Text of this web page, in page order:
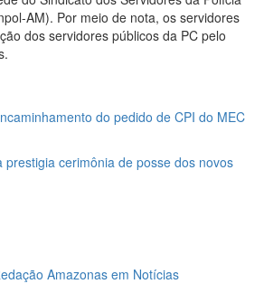
AM). Por meio de nota, os servidores
dos servidores públicos da PC pelo
do pedido de CPI do MEC
prestigia cerimônia de posse dos novos
Amazonas em Notícias